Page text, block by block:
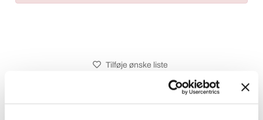
Tilføje ønske liste
Sende din egen anmeldelse om dette produkt Udskriv